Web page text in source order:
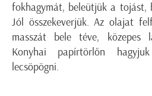
fokhagymát, beleütjük a tojást,
Jól összekeverjük. Az olajat
masszát bele téve, közepes
Konyhai papírtörlőn
lecsöpögni.